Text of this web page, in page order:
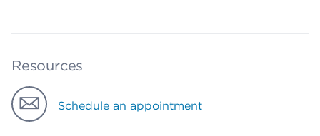
Resources
Schedule an appointment